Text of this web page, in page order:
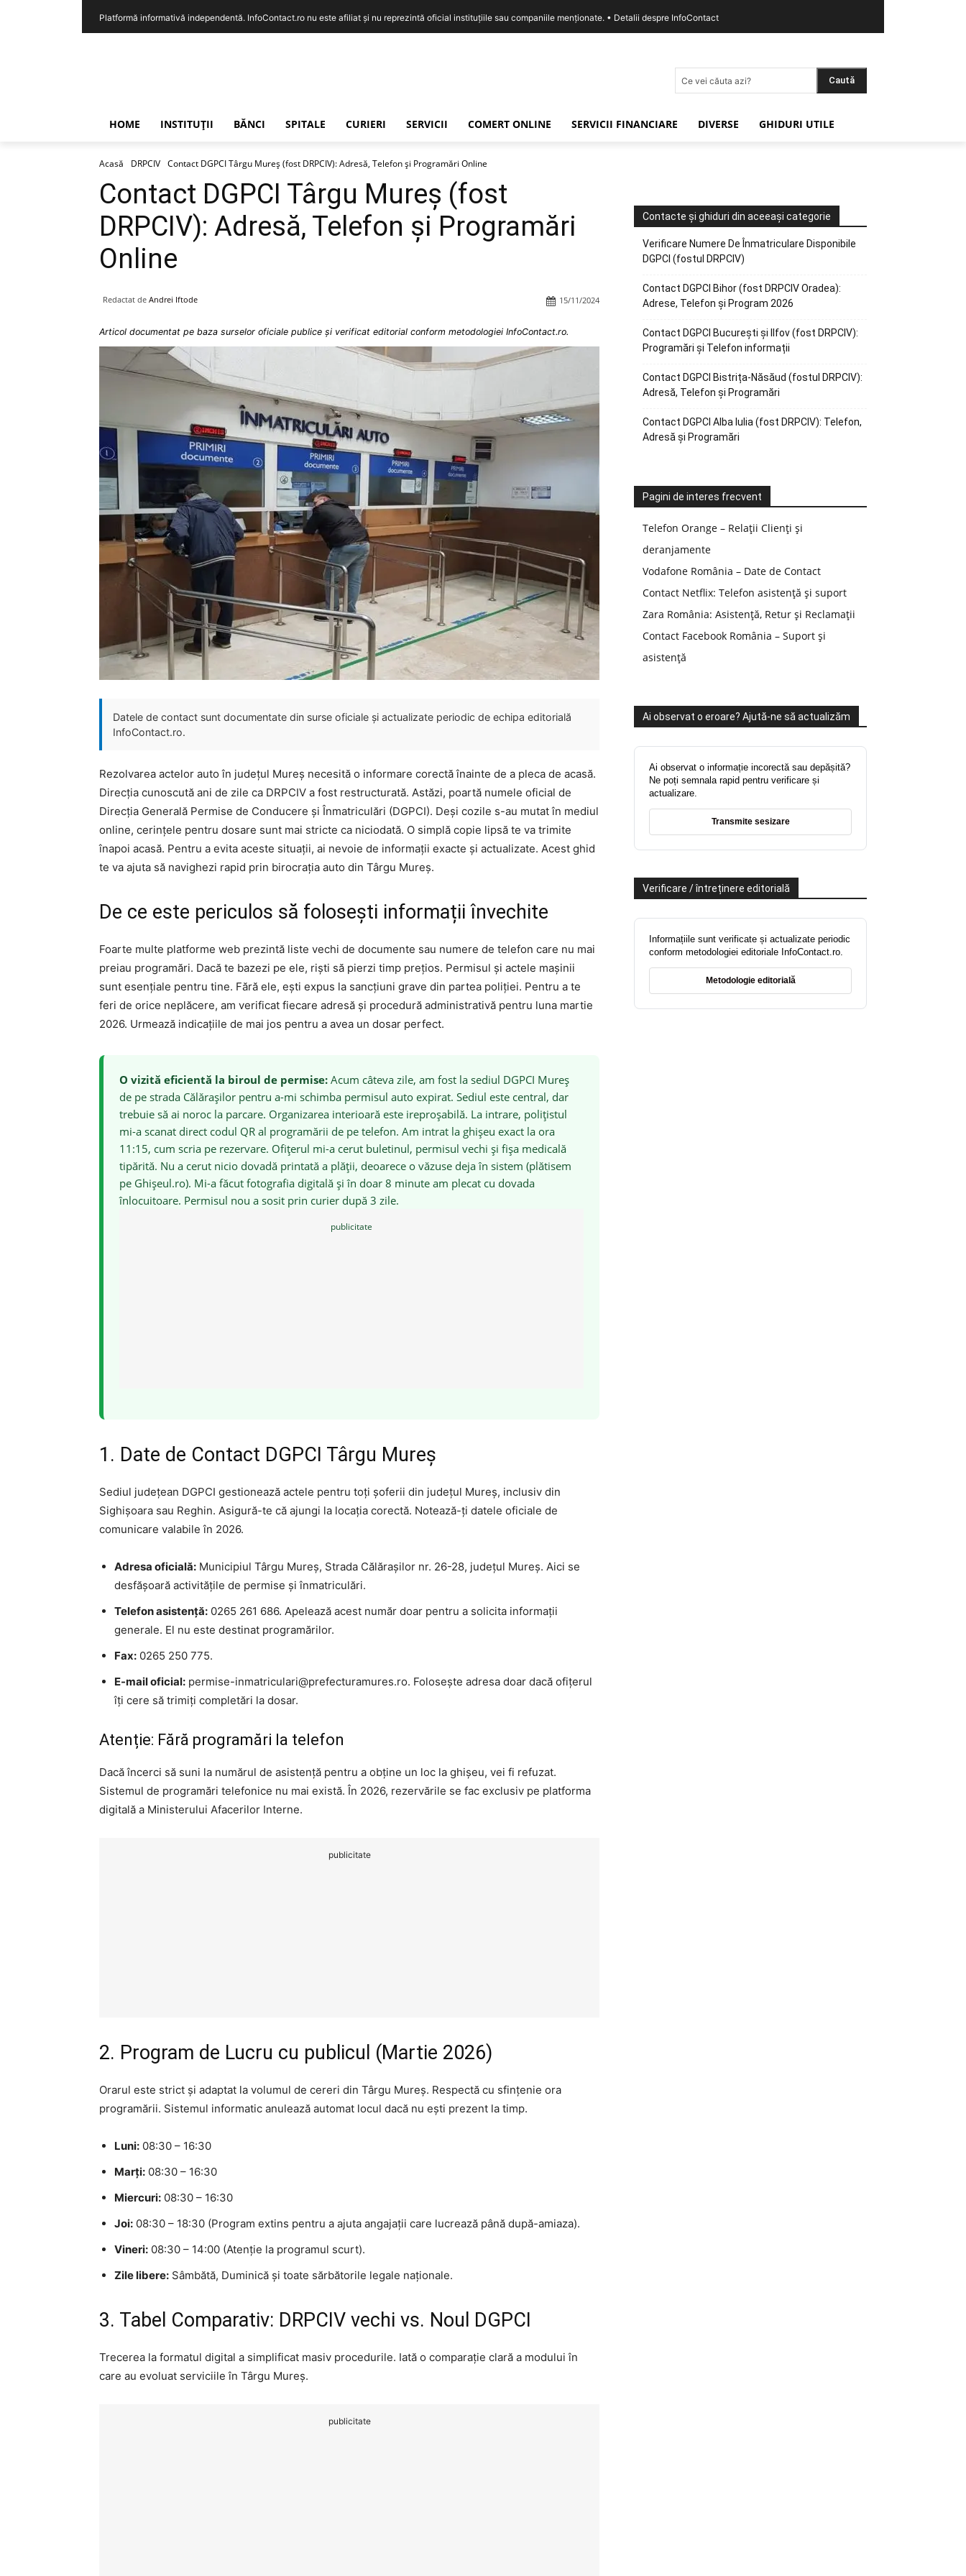
Platformă informativă independentă. InfoContact.ro nu este afiliat și nu reprezintă oficial instituțiile sau companiile menționate. • Detalii despre InfoContact
Ce vei căuta azi? Caută
HOME INSTITUȚII BĂNCI SPITALE CURIERI SERVICII COMERT ONLINE SERVICII FINANCIARE DIVERSE GHIDURI UTILE
Acasă DRPCIV Contact DGPCI Târgu Mureș (fost DRPCIV): Adresă, Telefon și Programări Online
Contact DGPCI Târgu Mureș (fost
DRPCIV): Adresă, Telefon și Programări
Online
Redactat de Andrei Iftode 15/11/2024
Articol documentat pe baza surselor oficiale publice și verificat editorial conform metodologiei InfoContact.ro.
Datele de contact sunt documentate din surse oficiale și actualizate periodic de echipa editorială
InfoContact.ro.
Rezolvarea actelor auto în județul Mureș necesită o informare corectă înainte de a pleca de acasă.
Direcția cunoscută ani de zile ca DRPCIV a fost restructurată. Astăzi, poartă numele oficial de
Direcția Generală Permise de Conducere și Înmatriculări (DGPCI). Deși cozile s-au mutat în mediul
online, cerințele pentru dosare sunt mai stricte ca niciodată. O simplă copie lipsă te va trimite
înapoi acasă. Pentru a evita aceste situații, ai nevoie de informații exacte și actualizate. Acest ghid
te va ajuta să navighezi rapid prin birocrația auto din Târgu Mureș.
De ce este periculos să folosești informații învechite
Foarte multe platforme web prezintă liste vechi de documente sau numere de telefon care nu mai
preiau programări. Dacă te bazezi pe ele, riști să pierzi timp prețios. Permisul și actele mașinii
sunt esențiale pentru tine. Fără ele, ești expus la sancțiuni grave din partea poliției. Pentru a te
feri de orice neplăcere, am verificat fiecare adresă și procedură administrativă pentru luna martie
2026. Urmează indicațiile de mai jos pentru a avea un dosar perfect.
O vizită eficientă la biroul de permise: Acum câteva zile, am fost la sediul DGPCI Mureș
de pe strada Călărașilor pentru a-mi schimba permisul auto expirat. Sediul este central, dar
trebuie să ai noroc la parcare. Organizarea interioară este ireproșabilă. La intrare, polițistul
mi-a scanat direct codul QR al programării de pe telefon. Am intrat la ghișeu exact la ora
11:15, cum scria pe rezervare. Ofițerul mi-a cerut buletinul, permisul vechi și fișa medicală
tipărită. Nu a cerut nicio dovadă printată a plății, deoarece o văzuse deja în sistem (plătisem
pe Ghișeul.ro). Mi-a făcut fotografia digitală și în doar 8 minute am plecat cu dovada
înlocuitoare. Permisul nou a sosit prin curier după 3 zile.
publicitate
1. Date de Contact DGPCI Târgu Mureș
Sediul județean DGPCI gestionează actele pentru toți șoferii din județul Mureș, inclusiv din
Sighișoara sau Reghin. Asigură-te că ajungi la locația corectă. Notează-ți datele oficiale de
comunicare valabile în 2026.
Adresa oficială: Municipiul Târgu Mureș, Strada Călărașilor nr. 26-28, județul Mureș. Aici se
desfășoară activitățile de permise și înmatriculări.
Telefon asistență: 0265 261 686. Apelează acest număr doar pentru a solicita informații
generale. El nu este destinat programărilor.
Fax: 0265 250 775.
E-mail oficial: permise-inmatriculari@prefecturamures.ro. Folosește adresa doar dacă ofițerul
îți cere să trimiți completări la dosar.
Atenție: Fără programări la telefon
Dacă încerci să suni la numărul de asistență pentru a obține un loc la ghișeu, vei fi refuzat.
Sistemul de programări telefonice nu mai există. În 2026, rezervările se fac exclusiv pe platforma
digitală a Ministerului Afacerilor Interne.
publicitate
2. Program de Lucru cu publicul (Martie 2026)
Orarul este strict și adaptat la volumul de cereri din Târgu Mureș. Respectă cu sfințenie ora
programării. Sistemul informatic anulează automat locul dacă nu ești prezent la timp.
Luni: 08:30 – 16:30
Marți: 08:30 – 16:30
Miercuri: 08:30 – 16:30
Joi: 08:30 – 18:30 (Program extins pentru a ajuta angajații care lucrează până după-amiaza).
Vineri: 08:30 – 14:00 (Atenție la programul scurt).
Zile libere: Sâmbătă, Duminică și toate sărbătorile legale naționale.
3. Tabel Comparativ: DRPCIV vechi vs. Noul DGPCI
Trecerea la formatul digital a simplificat masiv procedurile. Iată o comparație clară a modului în
care au evoluat serviciile în Târgu Mureș.
publicitate
Contacte și ghiduri din aceeași categorie
Verificare Numere De Înmatriculare Disponibile
DGPCI (fostul DRPCIV)
Contact DGPCI Bihor (fost DRPCIV Oradea):
Adrese, Telefon și Program 2026
Contact DGPCI București și Ilfov (fost DRPCIV):
Programări și Telefon informații
Contact DGPCI Bistrița-Năsăud (fostul DRPCIV):
Adresă, Telefon și Programări
Contact DGPCI Alba Iulia (fost DRPCIV): Telefon,
Adresă și Programări
Pagini de interes frecvent
Telefon Orange – Relații Clienți și
deranjamente
Vodafone România – Date de Contact
Contact Netflix: Telefon asistență și suport
Zara România: Asistență, Retur și Reclamații
Contact Facebook România – Suport și
asistență
Ai observat o eroare? Ajută-ne să actualizăm
Ai observat o informație incorectă sau depășită?
Ne poți semnala rapid pentru verificare și
actualizare.
Transmite sesizare
Verificare / întreținere editorială
Informațiile sunt verificate și actualizate periodic
conform metodologiei editoriale InfoContact.ro.
Metodologie editorială